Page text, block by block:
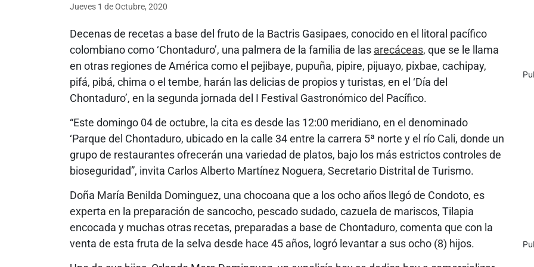
Jueves 1 deOctubre, 2020
Decenas de recetas a base del fruto de la Bactris Gasipaes, conocido en el litoral pacífico
colombiano como ‘Chontaduro’, una palmera de la familia de las arecáceas, que se le llama
en otras regiones de América como el pejibaye, pupuña, pipire, pijuayo, pixbae, cachipay,
pifá, pibá, chima o el tembe, harán las delicias de propios y turistas, en el ‘Día del
Chontaduro’, en la segunda jornada del I Festival Gastronómico del Pacífico.
“Este domingo 04 de octubre, la cita es desde las 12:00 meridiano, en el denominado
‘Parque del Chontaduro, ubicado en la calle 34 entre la carrera 5ª norte y el río Cali, donde un
grupo de restaurantes ofrecerán una variedad de platos, bajo los más estrictos controles de
bioseguridad”, invita Carlos Alberto Martínez Noguera, Secretario Distrital de Turismo.
Doña María Benilda Dominguez, una chocoana que a los ocho años llegó de Condoto, es
experta en la preparación de sancocho, pescado sudado, cazuela de mariscos, Tilapia
encocada y muchas otras recetas, preparadas a base de Chontaduro, comenta que con la
venta de esta fruta de la selva desde hace 45 años, logró levantar a sus ocho (8) hijos.